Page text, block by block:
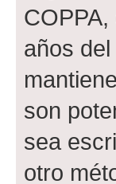
años
son
sea
otro